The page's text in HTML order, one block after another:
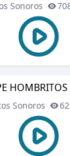
Sonoros
Sonoros